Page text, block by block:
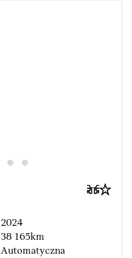
2024
38 165km
Automatyczna